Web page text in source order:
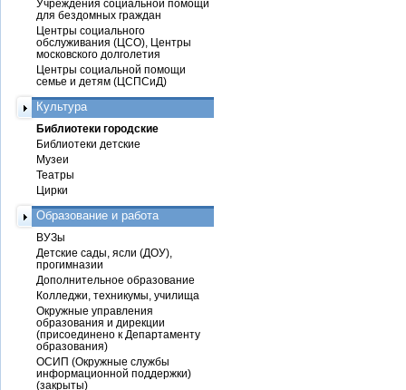
Учреждения социальной помощи
для бездомных граждан
Центры социального
обслуживания (ЦСО), Центры
московского долголетия
Центры социальной помощи
семье и детям (ЦСПСиД)
Культура
Библиотеки городские
Библиотеки детские
Музеи
Театры
Цирки
Образование и работа
ВУЗы
Детские сады, ясли (ДОУ),
прогимназии
Дополнительное образование
Колледжи, техникумы, училища
Окружные управления
образования и дирекции
(присоединено к Департаменту
образования)
ОСИП (Окружные службы
информационной поддержки)
(закрыты)